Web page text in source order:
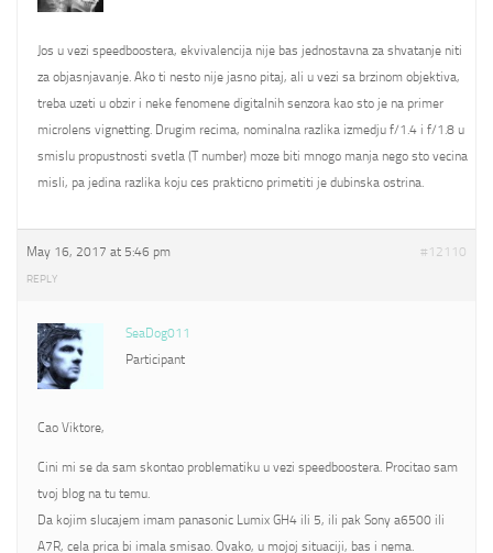
Jos u vezi speedboostera, ekvivalencija nije bas jednostavna za shvatanje niti
za objasnjavanje. Ako ti nesto nije jasno pitaj, ali u vezi sa brzinom objektiva,
treba uzeti u obzir i neke fenomene digitalnih senzora kao sto je na primer
microlens vignetting. Drugim recima, nominalna razlika izmedju f/1.4 i f/1.8 u
smislu propustnosti svetla (T number) moze biti mnogo manja nego sto vecina
misli, pa jedina razlika koju ces prakticno primetiti je dubinska ostrina.
May 16, 2017 at 5:46 pm #12110
REPLY
SeaDog011
Participant
Cao Viktore,
Cini mi se da sam skontao problematiku u vezi speedboostera. Procitao sam
tvoj blog na tu temu.
Da kojim slucajem imam panasonic Lumix GH4 ili 5, ili pak Sony a6500 ili
A7R, cela prica bi imala smisao. Ovako, u mojoj situaciji, bas i nema.